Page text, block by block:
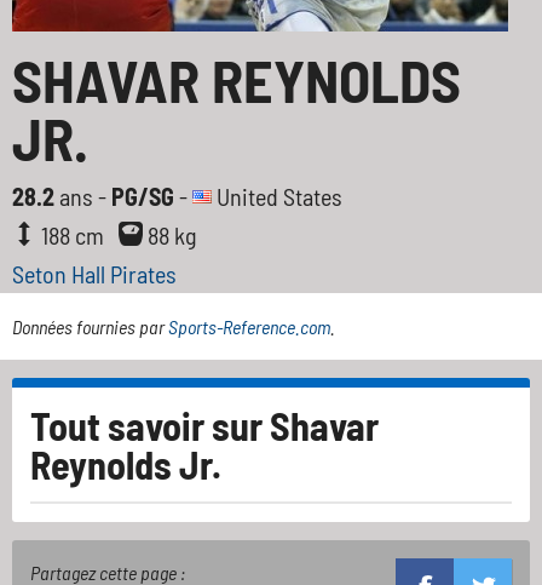
SHAVAR REYNOLDS
JR.
28.2 ans - PG/SG -
United States
188 cm
88 kg
Seton Hall Pirates
Données fournies parSports-Reference.com
Tout savoir surShavar
Reynolds Jr.
Partagez cette page :